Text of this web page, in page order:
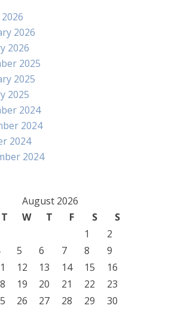
2026
2026
2025
2025
2025
2024
2024
2024
2024
August 2026
T W T F S
S
1
2
5 6 7 8
9
12 13 14 15
16
19 20 21 22
23
26 27 28 29
30